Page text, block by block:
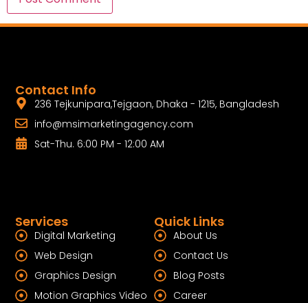
Quick Links
About Us
Contact Us
Blog Posts
Career
Services
Digital Marketing
Web Design
Graphics Design
Motion Graphics Video
Contact Info
236 Tejkunipara,Tejgaon, Dhaka - 1215, Bangladesh
info@msimarketingagency.com
Sat-Thu. 6:00 PM - 12:00 AM